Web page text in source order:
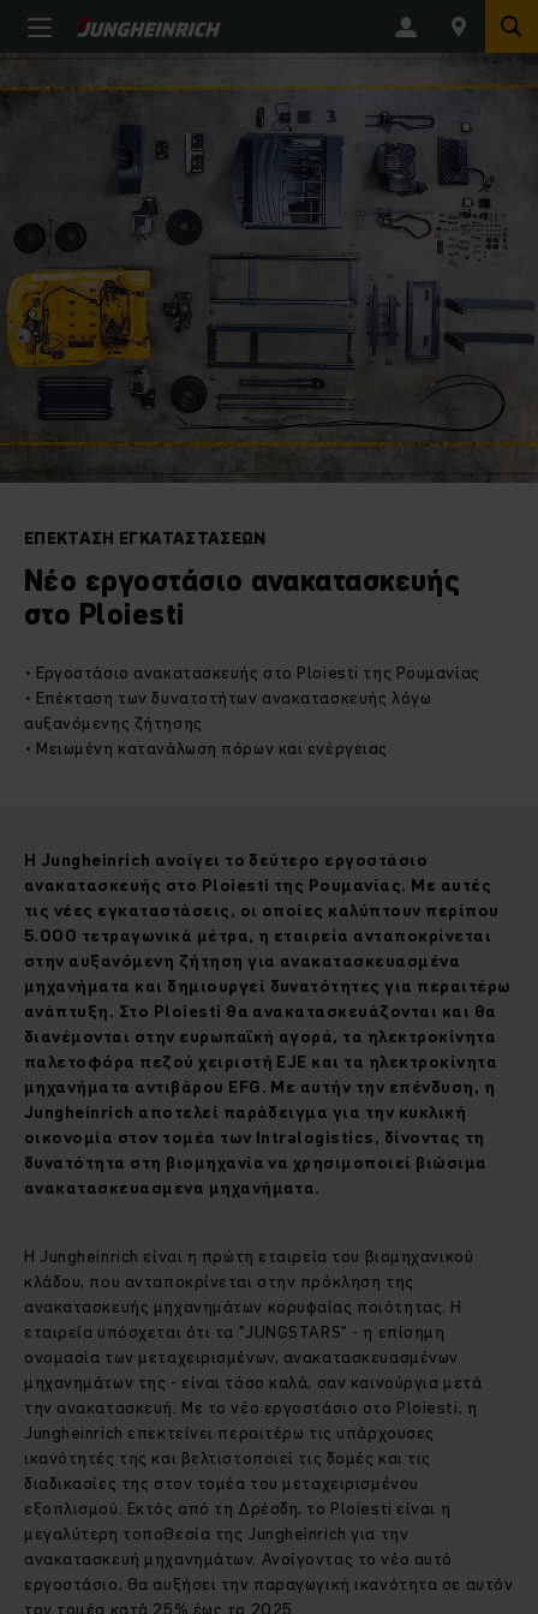
ΕΠΕΚΤΑΣΗ ΕΓΚΑΤΑΣΤΑΣΕΩΝ
Nέο εργοστάσιο ανακατασκευής
στο Ploiesti
• Εργοστάσιο ανακατασκευής στο Ploiesti της Ρουμανίας
• Επέκταση των δυνατοτήτων ανακατασκευής λόγω
αυξανόμενης ζήτησης
• Μειωμένη κατανάλωση πόρων και ενέργειας
Η Jungheinrich ανοίγει το δεύτερο εργοστάσιο
ανακατασκευής στο Ploiesti της Ρουμανίας. Με αυτές
τις νέες εγκαταστάσεις, οι οποίες καλύπτουν περίπου
5.000 τετραγωνικά μέτρα, η εταιρεία ανταποκρίνεται
στην αυξανόμενη ζήτηση για ανακατασκευασμένα
μηχανήματα και δημιουργεί δυνατότητες για περαιτέρω
ανάπτυξη. Στο Ploiesti θα ανακατασκευάζονται και θα
διανέμονται στην ευρωπαϊκή αγορά, τα ηλεκτροκίνητα
παλετοφόρα πεζού χειριστή EJE και τα ηλεκτροκίνητα
μηχανήματα αντιβάρου EFG. Με αυτήν την επένδυση, η
Jungheinrich αποτελεί παράδειγμα για την κυκλική
οικονομία στον τομέα των Intralogistics, δίνοντας τη
δυνατότητα στη βιομηχανία να χρησιμοποιεί βιώσιμα
ανακατασκευασμενα μηχανήματα.
Η Jungheinrich είναι η πρώτη εταιρεία του βιομηχανικού
κλάδου, που ανταποκρίνεται στην πρόκληση της
ανακατασκευής μηχανημάτων κορυφαίας ποιότητας. Η
εταιρεία υπόσχεται ότι τα "JUNGSTARS" - η επίσημη
ονομασία των μεταχειρισμένων, ανακατασκευασμένων
μηχανημάτων της - είναι τόσο καλά, σαν καινούργια μετά
την ανακατασκευή. Με το νέο εργοστάσιο στο Ploiesti, η
Jungheinrich επεκτείνει περαιτέρω τις υπάρχουσες
ικανότητές της και βελτιστοποιεί τις δομές και τις
διαδικασίες της στον τομέα του μεταχειρισμένου
εξοπλισμού. Εκτός από τη Δρέσδη, το Ploiesti είναι η
μεγαλύτερη τοποθεσία της Jungheinrich για την
ανακατασκευή μηχανημάτων. Ανοίγοντας το νέο αυτό
εργοστάσιο, θα αυξήσει την παραγωγική ικανότητα σε αυτόν